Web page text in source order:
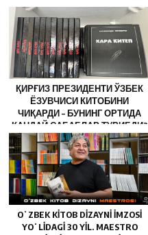
ҚИРҒИЗ ПРЕЗИДЕНТИ ЎЗБЕК
ЁЗУВЧИСИ КИТОБИНИ
ЧИҚАРДИ – БУНИНГ ОРТИДА
ҚАНДАЙ САБАБЛАР ТУРИБДИ?
OʻZBEK KITOB DIZAYNI IMZOSI
YOʻLIDAGI 30 YIL. MAESTRO